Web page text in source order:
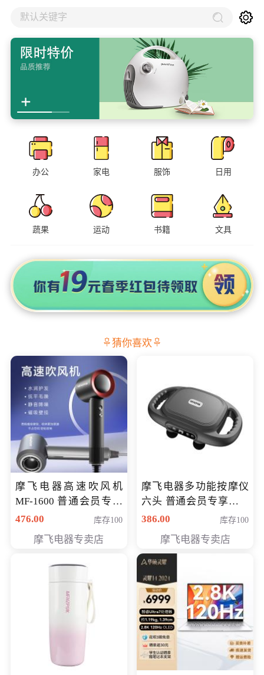
默认关键字
办公 家电 服饰 日用
蔬果 运动 书籍 文具
猜你喜欢
摩飞电器高速吹风机
MF-1600 普通会员专享
价298元
476.00 库存100
摩飞电器专卖店
摩飞电器多功能按摩仪
六头 普通会员专享价格
199元
386.00 库存100
摩飞电器专卖店